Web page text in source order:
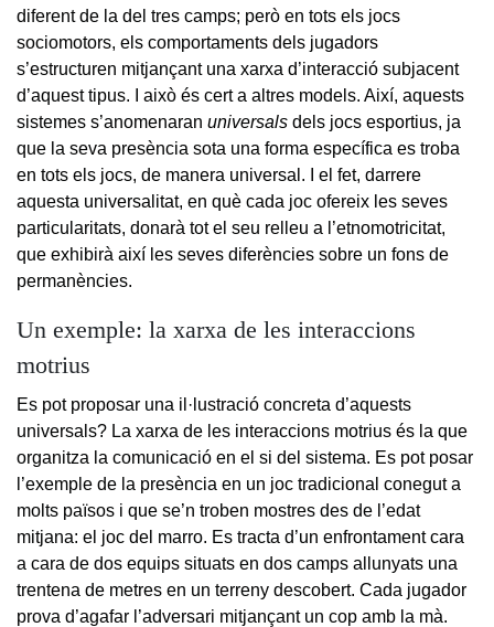
diferent de la del tres camps; però en tots els jocs
sociomotors, els comportaments dels jugadors
s’estructuren mitjançant una xarxa d’interacció subjacent
d’aquest tipus. I això és cert a altres models. Així, aquests
sistemes s’anomenaran universals dels jocs esportius, ja
que la seva presència sota una forma específica es troba
en tots els jocs, de manera universal. I el fet, darrere
aquesta universalitat, en què cada joc ofereix les seves
particularitats, donarà tot el seu relleu a l’etnomotricitat,
que exhibirà així les seves diferències sobre un fons de
permanències.
Un exemple: la xarxa de les interaccions
motrius
Es pot proposar una il·lustració concreta d’aquests
universals? La xarxa de les interaccions motrius és la que
organitza la comunicació en el si del sistema. Es pot posar
l’exemple de la presència en un joc tradicional conegut a
molts països i que se’n troben mostres des de l’edat
mitjana: el joc del marro. Es tracta d’un enfrontament cara
a cara de dos equips situats en dos camps allunyats una
trentena de metres en un terreny descobert. Cada jugador
prova d’agafar l’adversari mitjançant un cop amb la mà.